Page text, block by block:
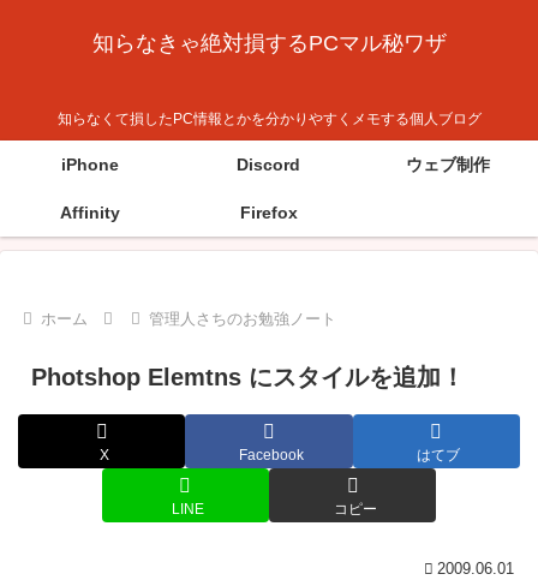
知らなきゃ絶対損するPCマル秘ワザ
知らなくて損したPC情報とかを分かりやすくメモする個人ブログ
iPhone Discord ウェブ制作
Affinity Firefox
ホーム 管理人さちのお勉強ノート
Photshop Elemtns にスタイルを追加！
X Facebook はてブ
LINE コピー
2009.06.01